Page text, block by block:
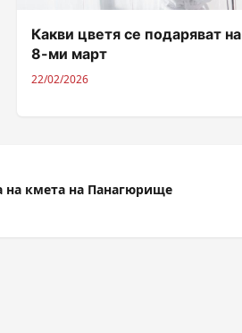
Какви цветя се подаряват на
8-ми март
22/02/2026
на кмета на Панагюрище